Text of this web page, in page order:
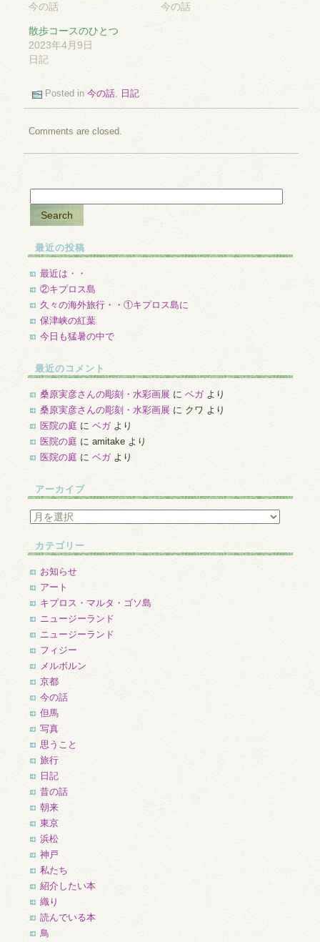
今の話
今の話
散歩コースのひとつ
2023年4月9日
日記
Posted in 今の話, 日記
Comments are closed.
最近の投稿
最近は・・
②キプロス島
久々の海外旅行・・①キプロス島に
保津峡の紅葉
今日も猛暑の中で
最近のコメント
桑原実彦さんの彫刻・水彩画展 に ベガより
桑原実彦さんの彫刻・水彩画展 に クワ より
医院の庭 に ベガより
医院の庭 に amitakeより
医院の庭 に ベガより
アーカイブ
ア
カ
イ
ブ
カテゴリー
お知らせ
アート
キプロス・マルタ・ゴソ島
ニュージーランド
ニュージーランド
フィジー
メルボルン
京都
今の話
但馬
写真
思うこと
旅行
日記
昔の話
朝来
東京
浜松
神戸
私たち
紹介したい本
織り
読んでいる本
鳥